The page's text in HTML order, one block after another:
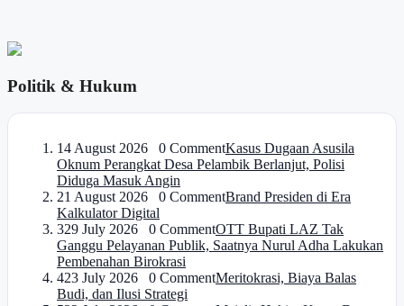
Politik & Hukum
14 August 2026 0 CommentKasus Dugaan Asusila
Oknum Perangkat Desa Pelambik Berlanjut, Polisi
Diduga Masuk Angin
21 August 2026 0 CommentBrand Presiden di Era
Kalkulator Digital
329 July 2026 0 CommentOTT Bupati LAZ Tak
Ganggu Pelayanan Publik, Saatnya Nurul Adha Lakukan
Pembenahan Birokrasi
423 July 2026 0 CommentMeritokrasi, Biaya Balas
Budi, dan Ilusi Strategi